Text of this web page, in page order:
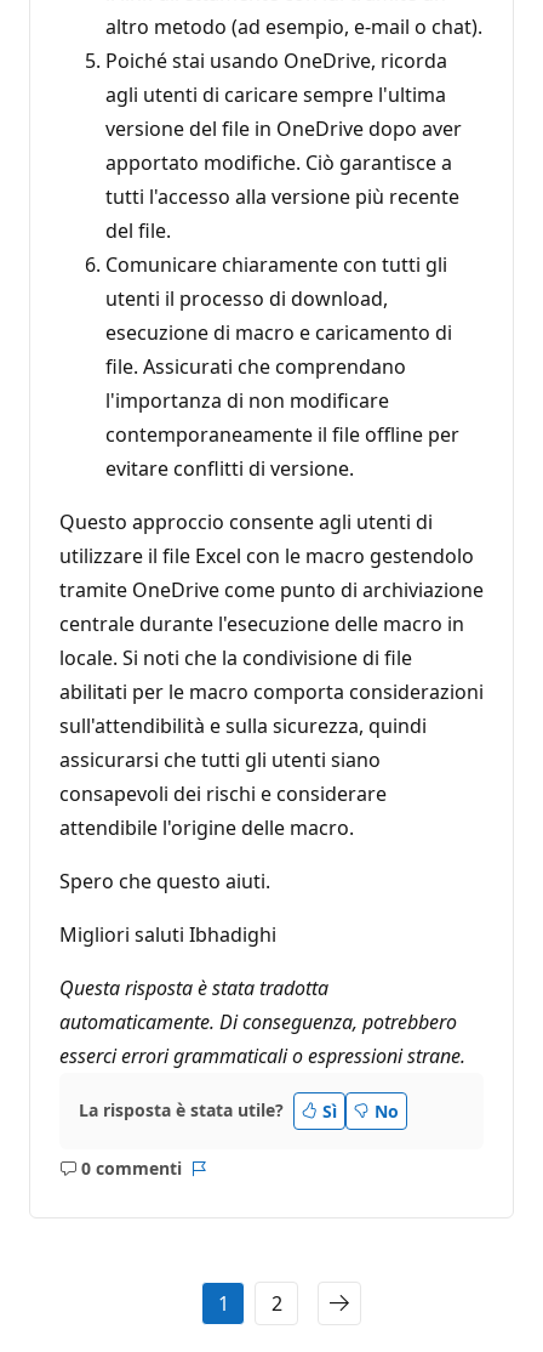
altro metodo (ad esempio, e-mail o chat).
Poiché stai usando OneDrive, ricorda
agli utenti di caricare sempre l'ultima
versione del file in OneDrive dopo aver
apportato modifiche. Ciò garantisce a
tutti l'accesso alla versione più recente
del file.
Comunicare chiaramente con tutti gli
utenti il processo di download,
esecuzione di macro e caricamento di
file. Assicurati che comprendano
l'importanza di non modificare
contemporaneamente il file offline per
evitare conflitti di versione.
Questo approccio consente agli utenti di
utilizzare il file Excel con le macro gestendolo
tramite OneDrive come punto di archiviazione
centrale durante l'esecuzione delle macro in
locale. Si noti che la condivisione di file
abilitati per le macro comporta considerazioni
sull'attendibilità e sulla sicurezza, quindi
assicurarsi che tutti gli utenti siano
consapevoli dei rischi e considerare
attendibile l'origine delle macro.
Spero che questo aiuti.
Migliori saluti Ibhadighi
Questa risposta è stata tradotta
automaticamente. Di conseguenza, potrebbero
esserci errori grammaticali o espressioni strane.
La risposta è stata utile? Sì No
0 commenti
Nessun
1 2